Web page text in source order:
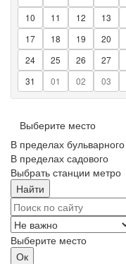
10
11 12 13
17
18 19 20
24
25 26 27
31
01 02 03
Выберите место
В пределах бульварного
В пределах садового
Выбрать станции метро
Выберите место